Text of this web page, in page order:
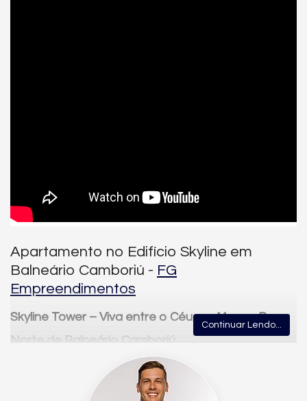
Apartamento no Edifício Skyline em
Balneário Camboriú - FG
Empreendimentos
Skyline Tower – Viva entre o Céu e o Mar na Barra
Norte de Balneário Camboriú
200 metros do mar , oSkyline Tower
quem deseja morar com elegância, praticidade e contato com
a natureza, em uma das regiões mais desejadas da cidade.
Continuar Lendo...